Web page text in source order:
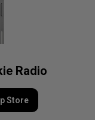
Radio
Store